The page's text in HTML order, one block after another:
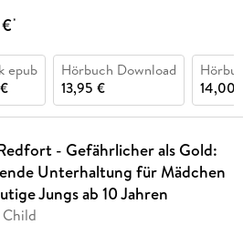
*
epub
Hörbuch Download
13,95 €
14,00
- Gefährlicher als Gold:
Unterhaltung für Mädchen
Jungs ab 10 Jahren
Child